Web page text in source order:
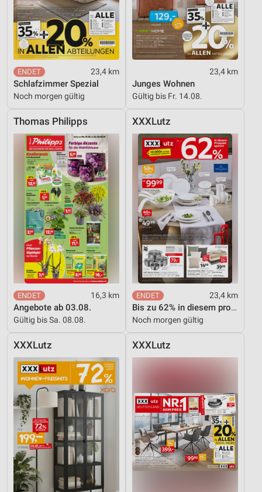
23,4 km
Schlafzimmer Spezial
Noch morgen gültig
23,4 km
Junges Wohnen
Gültig bis Fr. 14.08.
Thomas Philipps
16,3 km
Angebote ab 03.08.
Gültig bis Sa. 08.08.
XXXLutz
23,4 km
Bis zu 62% in diesem prospekt
Noch morgen gültig
XXXLutz XXXLutz